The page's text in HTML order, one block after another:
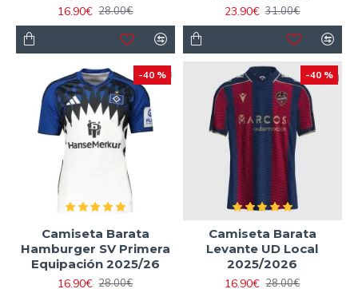
16.90€ 28.00€
23.90€ 31.00€
-40 %
Camiseta Barata
Hamburger SV Primera
Equipación 2025/26
16.90€ 28.00€
-40 %
Camiseta Barata
Levante UD Local
2025/2026
16.90€ 28.00€